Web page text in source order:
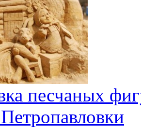
песчаных